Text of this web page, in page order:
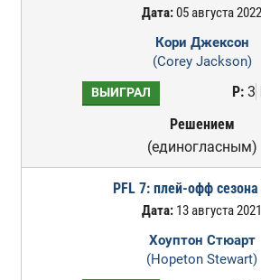
Дата:05 августа 2022
Кори Джексон
(Corey Jackson)
ВЫИГРАЛ Р:3
Решением
(единогласным)
PFL 7: плей-офф сезона
Дата: 13 августа 2021
Хоуптон Стюарт
(Hopeton Stewart)